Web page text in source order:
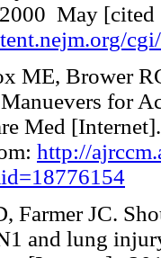
May
ME, Brower
for
Med
http://
Farmer JC.
and lung